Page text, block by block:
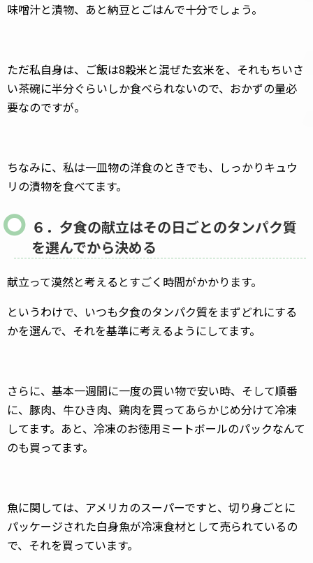
味噌汁と漬物、あと納豆とごはんで十分でしょう。
ただ私自身は、ご飯は8穀米と混ぜた玄米を、それもちいさ
い茶碗に半分ぐらいしか食べられないので、おかずの量必
要なのですが。
ちなみに、私は一皿物の洋食のときでも、しっかりキュウ
リの漬物を食べてます。
６．夕食の献立はその日ごとのタンパク質
を選んでから決める
献立って漠然と考えるとすごく時間がかかります。
というわけで、いつも夕食のタンパク質をまずどれにする
かを選んで、それを基準に考えるようにしてます。
さらに、基本一週間に一度の買い物で安い時、そして順番
に、豚肉、牛ひき肉、鶏肉を買ってあらかじめ分けて冷凍
してます。あと、冷凍のお徳用ミートボールのパックなんて
のも買ってます。
魚に関しては、アメリカのスーパーですと、切り身ごとに
パッケージされた白身魚が冷凍食材として売られているの
で、それを買っています。